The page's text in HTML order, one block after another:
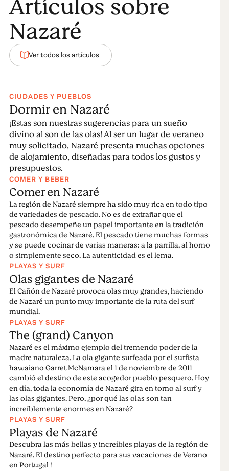
Una de las imágenes más conmovedoras de Nazaré
son los jureles - "carapaus" - secando al sol. O sus
preciosos barcos herviendo de colores y de mensajes
sobre la vida. O las simpáticas mujeres con sus 7 faldas
vendiendo frutos secos o hablando alto. Como si el
tiempo se hubiera detenido. Como las mujeres
lente del grande fotógrafo francés Henri Cartier-
Bresson. Son ellas el alma del local.
La gastronomía local es una pasada, consistiendo
sobretodo de especialidades de marisco o de
pescado, como las caldeiradas de pescado y el
pescado seco, que no podrá perder en Nazaré!
La mejor vista de Nazaré se obtiene a partir de Sítio,
donde podrá llegar de funicular. Este es el punto ideal
para contemplar esta maravillosa ciudad costera,
mientras siente el viento en el rostro. El mar como
nunca lo ha visto antes.
Bienvenido a Nazaré, un destino cuya generosa
población hace que los visitantes se sientan como en
casa
Leer más
Artículos sobre
Nazaré
Ver todos los artículos
CIUDADES Y PUEBLOS
Dormir en Nazaré
¡Estas son nuestras sugerencias para un sueño
divino al son de las olas! Al ser un lugar de veraneo
muy solicitado, Nazaré presenta muchas opciones
de alojamiento, diseñadas para todos los gustos y
presupuestos.
COMER Y BEBER
Comer en Nazaré
La región de Nazaré siempre ha sido muy rica en todo tipo
de variedades de pescado. No es de extrañar que el
pescado desempeñe un papel importante en la tradición
gastronómica de Nazaré. El pescado tiene muchas formas
y se puede cocinar de varias maneras: a la parrilla, al horno
o simplemente seco. La autenticidad es el lema.
PLAYAS Y SURF
Olas gigantes de Nazaré
El Cañón de Nazaré provoca olas muy grandes, haciendo
de Nazaré un punto muy importante de la ruta del surf
mundial.
PLAYAS Y SURF
The (grand) Canyon
Nazaré es el máximo ejemplo del tremendo poder de la
madre naturaleza. La ola gigante surfeada por el surfista
hawaiano Garret McNamara el 1 de noviembre de 2011
cambió el destino de este acogedor pueblo pesquero. Hoy
en día, toda la economía de Nazaré gira en torno al surf y
las olas gigantes. Pero, ¿por qué las olas son tan
increíblemente enormes en Nazaré?
PLAYAS Y SURF
Playas de Nazaré
Descubra las más bellas y increíbles playas de la región de
Nazaré. El destino perfecto para sus vacaciones de Verano
en Portugal !